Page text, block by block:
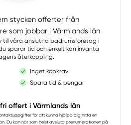
stycken offerter från
som jobbar i Värmlands län
till våra anslutna badrumsföretag i
sparar tid och enkelt kan invänta
återkoppling.
Inget köpkrav
Spara tid & pengar
offert i Värmlands län
för att kunna hjälpa dig hitta en
Du kan när som helst avsluta prenumerationen på